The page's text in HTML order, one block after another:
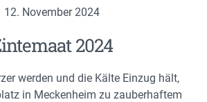
12. November 2024
2024
werden und die Kälte Einzug hält,
in Meckenheim zu zauberhaftem